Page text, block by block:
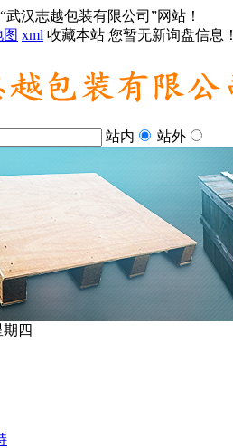
汉志越包装有限公司”网站！
图 xml 收藏本站 您暂无新询盘信息！
站内 站外
期四